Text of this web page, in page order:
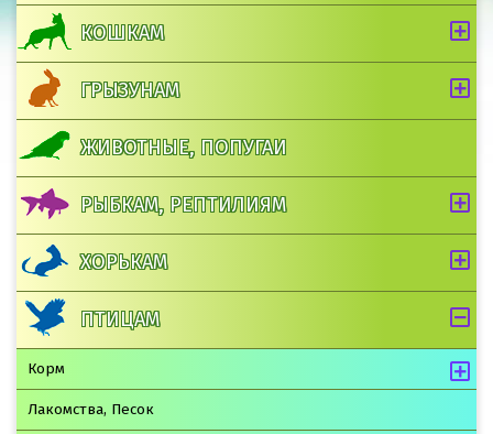
КОШКАМ
ГРЫЗУНАМ
ЖИВОТНЫЕ, ПОПУГАИ
РЫБКАМ, РЕПТИЛИЯМ
ХОРЬКАМ
ПТИЦАМ
Корм
Лакомства, Песок